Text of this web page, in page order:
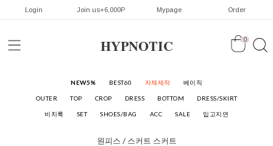
Login Join us+6,000P Mypage Order
HYPNOTIC 0
NEW5% BEST60 자체제작 베이직
OUTER TOP CROP DRESS BOTTOM DRESS/SKIRT
비치룩 SET SHOES/BAG ACC SALE 입고지연
원피스 / 스커트 스커트